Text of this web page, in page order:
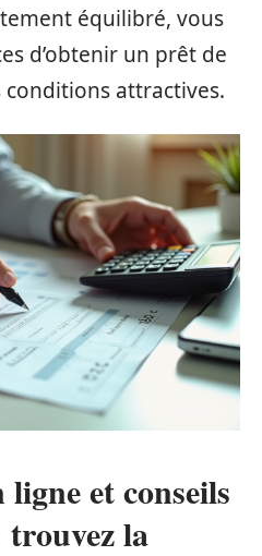
équilibré, vous
d’obtenir un prêt de
conditions attractives.
et conseils
trouvez la